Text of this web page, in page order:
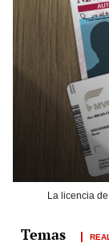
La licencia